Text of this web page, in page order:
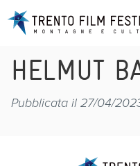
HELMUT
Pubblicata il 27/04/